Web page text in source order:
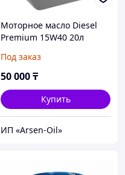
Моторное масло Diesel
Premium 15W40 20л
Под заказ
50 000₸
Купить
ИП «Arsen-Oil»